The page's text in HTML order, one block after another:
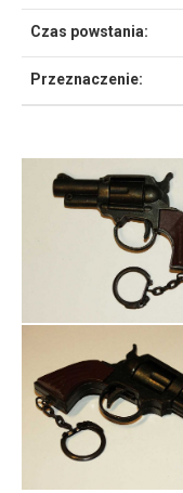
Czas powstania:
Przeznaczenie: